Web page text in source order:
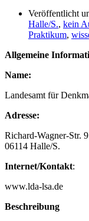
Veröffentlicht
Halle/S., kein
Praktikum,
Allgemeine
Name:
Landesamt für
Adresse:
Richard-Wagner-Str. 9
06114 Halle/S.
Internet/Kontakt:
www.lda-lsa.de
Beschreibung